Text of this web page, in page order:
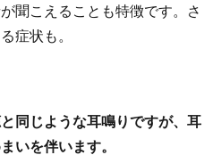
聞こえることも特徴です。さ
症状も。
同じような耳鳴りですが、耳
いを伴います。